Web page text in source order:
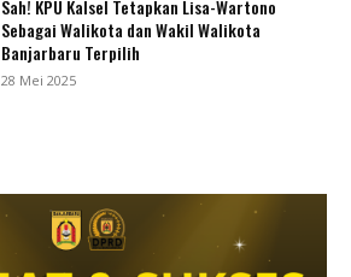
Sah! KPU Kalsel Tetapkan Lisa-Wartono
Sebagai Walikota dan Wakil Walikota
Banjarbaru Terpilih
28 Mei 2025